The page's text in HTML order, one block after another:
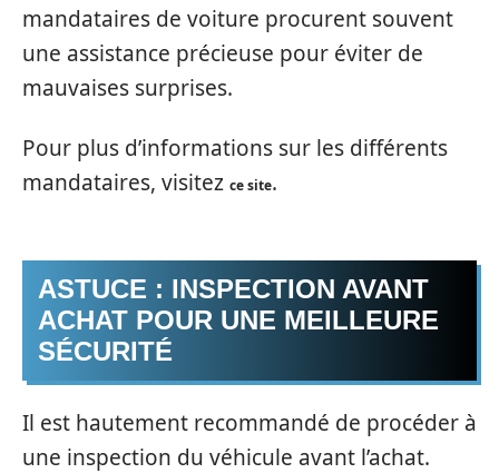
mandataires de voiture procurent souvent
une assistance précieuse pour éviter de
mauvaises surprises.
Pour plus d’informations sur les différents
mandataires, visitez ce site.
ASTUCE : INSPECTION AVANT
ACHAT POUR UNE MEILLEURE
SÉCURITÉ
Il est hautement recommandé de procéder à
une inspection du véhicule avant l’achat.